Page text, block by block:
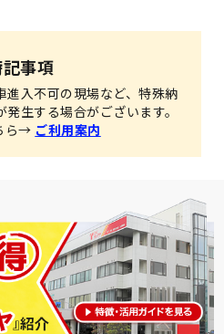
事項
進入不可の現場など、特殊納
生する場合がございます。
ら→ ご利用案内